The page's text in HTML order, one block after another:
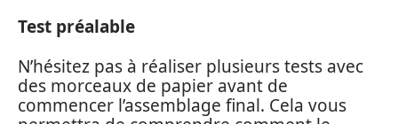
Test préalable
N’hésitez pas à réaliser plusieurs tests avec
des morceaux de papier avant de
commencer l’assemblage final. Cela vous